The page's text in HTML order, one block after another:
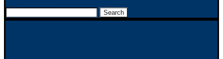
Search